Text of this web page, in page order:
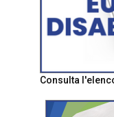
Consulta